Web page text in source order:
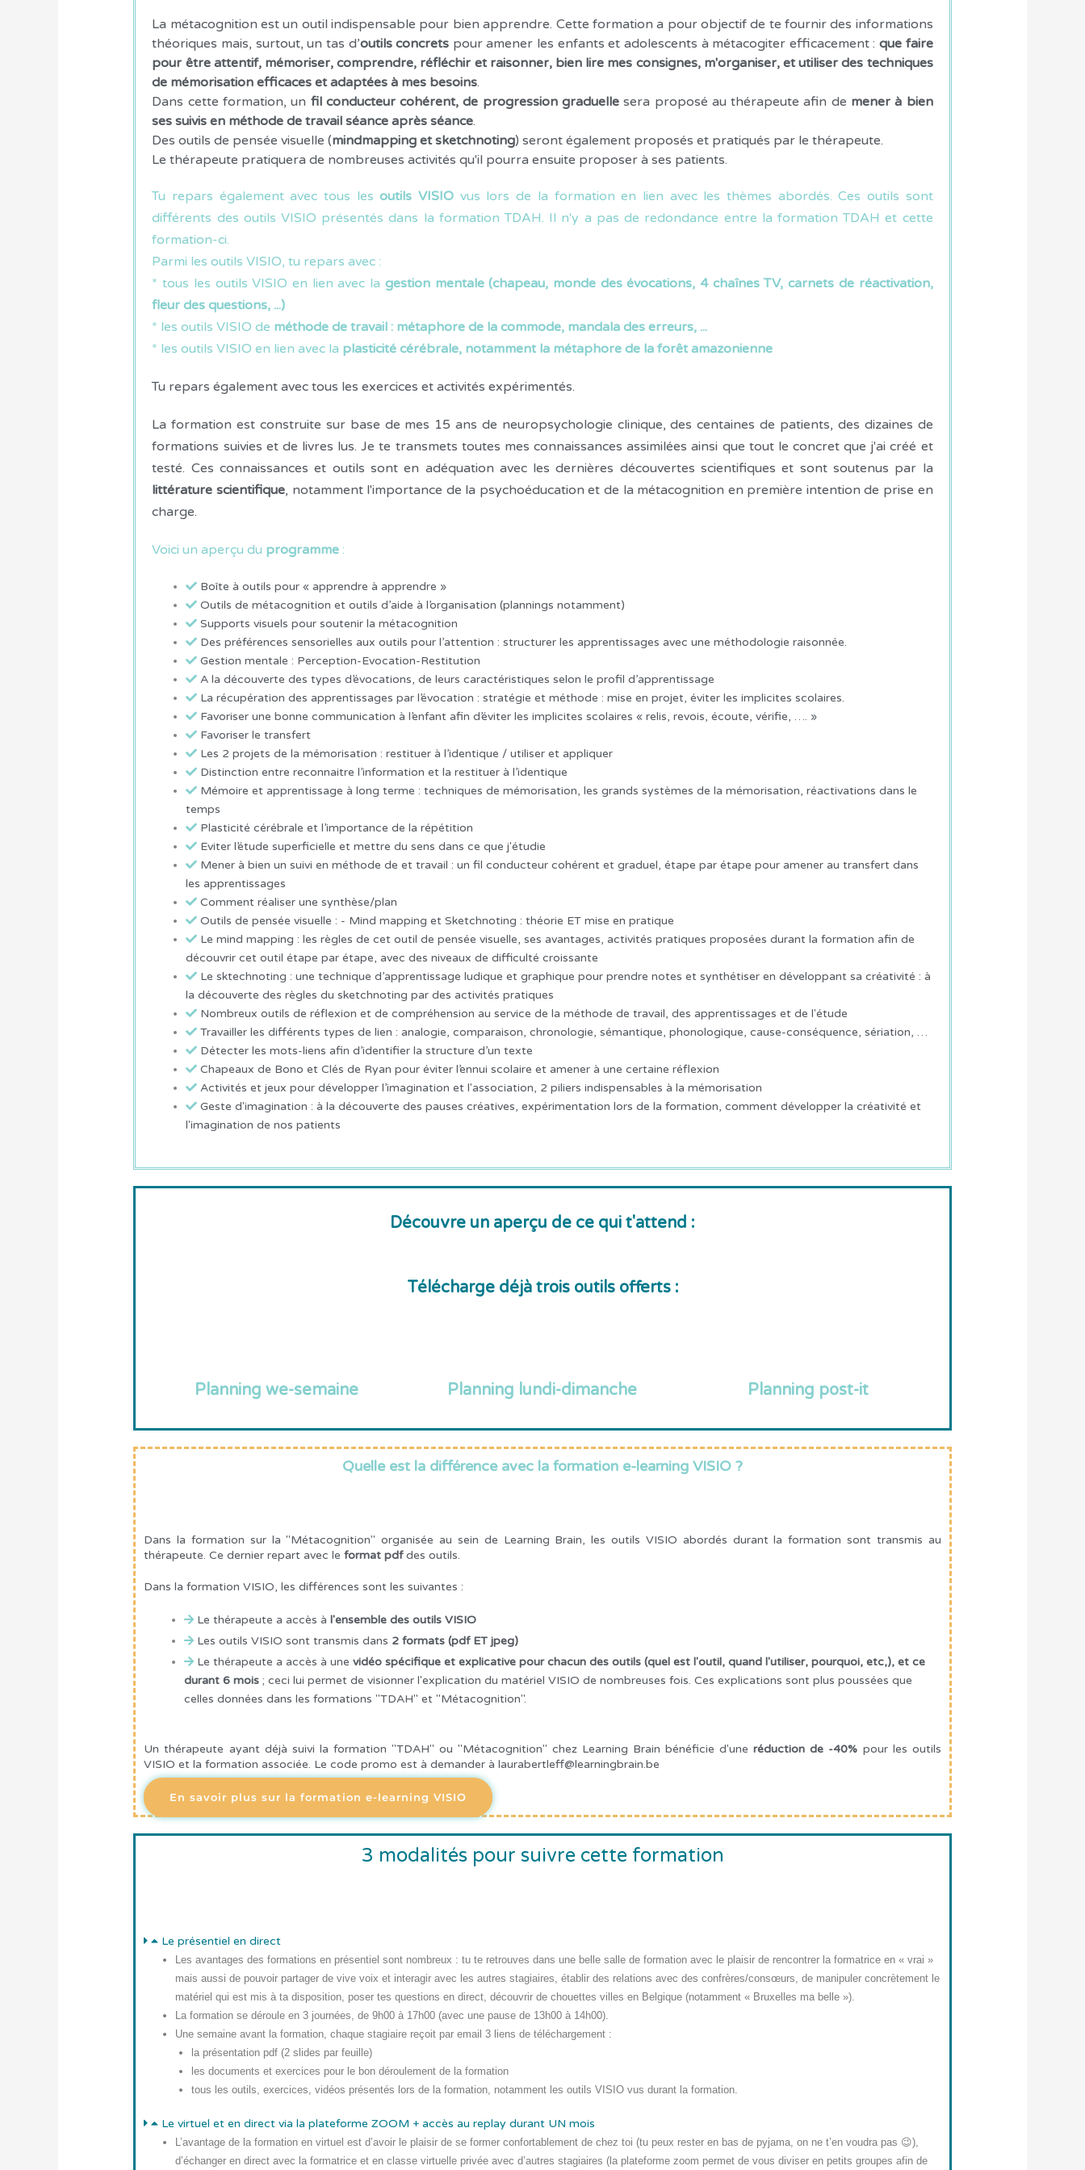
La métacognition est un outil indispensable pour bien apprendre. Cette formation a pour objectif de te fournir des informations
théoriques mais, surtout, un tas d’outils concrets pour amener les enfants et adolescents à métacogiter efficacement : que faire
pour être attentif, mémoriser, comprendre, réfléchir et raisonner, bien lire mes consignes, m'organiser, et utiliser des techniques
de mémorisation efficaces et adaptées à mes besoins.
Dans cette formation, un fil conducteur cohérent, de progression graduelle sera proposé au thérapeute afin de mener à bien
ses suivis en méthode de travail séance après séance.
Des outils de pensée visuelle (mindmapping et sketchnoting) seront également proposés et pratiqués par le thérapeute.
Le thérapeute pratiquera de nombreuses activités qu'il pourra ensuite proposer à ses patients.
Tu repars également avec tous lesoutils VISIO vus lors de la formation en lien avec les thèmes abordés. Ces outils sont
différents des outils VISIO présentés dans la formation TDAH. Il n'y a pas de redondance entre la formation TDAH et cette
formation-ci.
Parmi les outils VISIO, tu repars avec :
* tous les outils VISIO en lien avec la gestion mentale (chapeau, monde des évocations, 4 chaînes TV, carnets de réactivation,
fleur des questions, ...)
* les outils VISIO de méthode de travail : métaphore de la commode, mandala des erreurs, ...
* les outils VISIO en lien avec la plasticité cérébrale, notamment la métaphore de la forêt amazonienne
Tu repars également avec tous les exercices et activités expérimentés.
La formation est construite sur base de mes 15 ans de neuropsychologie clinique, des centaines de patients, des dizaines de
formations suivies et de livres lus. Je te transmets toutes mes connaissances assimilées ainsi que tout le concret que j'ai créé et
testé. Ces connaissances et outils sont en adéquation avec les dernières découvertes scientifiques et sont soutenus par la
littérature scientifique, notamment l'importance de la psychoéducation et de la métacognition en première intention de prise en
charge.
Voici un aperçu du programme :
Boîte à outils pour « apprendre à apprendre »
Outils de métacognition et outils d’aide à l’organisation (plannings notamment)
Supports visuels pour soutenir la métacognition
Des préférences sensorielles aux outils pour l’attention : structurer les apprentissages avec une méthodologie raisonnée.
Gestion mentale : Perception-Evocation-Restitution
A la découverte des types d’évocations, de leurs caractéristiques selon le profil d’apprentissage
La récupération des apprentissages par l’évocation : stratégie et méthode : mise en projet, éviter les implicites scolaires.
Favoriser une bonne communication à l’enfant afin d’éviter les implicites scolaires « relis, revois, écoute, vérifie, …. »
Favoriser le transfert
Les 2 projets de la mémorisation : restituer à l’identique / utiliser et appliquer
Distinction entre reconnaitre l’information et la restituer à l’identique
Mémoire et apprentissage à long terme : techniques de mémorisation, les grands systèmes de la mémorisation, réactivations dans le
temps
Plasticité cérébrale et l’importance de la répétition
Eviter l’étude superficielle et mettre du sens dans ce que j'étudie
Mener à bien un suivi en méthode de et travail : un fil conducteur cohérent et graduel, étape par étape pour amener au transfert dans
les apprentissages
Comment réaliser une synthèse/plan
Outils de pensée visuelle : - Mind mapping et Sketchnoting : théorie ET mise en pratique
Le mind mapping : les règles de cet outil de pensée visuelle, ses avantages, activités pratiques proposées durant la formation afin de
découvrir cet outil étape par étape, avec des niveaux de difficulté croissante
Le sktechnoting : une technique d’apprentissage ludique et graphique pour prendre notes et synthétiser en développant sa créativité : à
la découverte des règles du sketchnoting par des activités pratiques
Nombreux outils de réflexion et de compréhension au service de la méthode de travail, des apprentissages et de l'étude
Travailler les différents types de lien : analogie, comparaison, chronologie, sémantique, phonologique, cause-conséquence, sériation, …
Détecter les mots-liens afin d’identifier la structure d’un texte
Chapeaux de Bono et Clés de Ryan pour éviter l’ennui scolaire et amener à une certaine réflexion
Activités et jeux pour développer l’imagination et l'association, 2 piliers indispensables à la mémorisation
Geste d'imagination : à la découverte des pauses créatives, expérimentation lors de la formation, comment développer la créativité et
l'imagination de nos patients
Découvre un aperçu de ce qui t'attend :
Télécharge déjà trois outils offerts :
Planning we-semaine Planning lundi-dimanche Planning post-it
Quelle est la différence avec la formation e-learning VISIO ?
Dans la formation sur la "Métacognition" organisée au sein de Learning Brain, les outils VISIO abordés durant la formation sont transmis au
thérapeute. Ce dernier repart avec leformat pdfdes outils.
Dans la formation VISIO, les différences sont les suivantes :
Le thérapeute a accès àl'ensemble des outils VISIO
Les outils VISIO sont transmis dans 2 formats (pdf ET jpeg)
Le thérapeute a accès à unevidéo spécifique et explicative pour chacun des outils (quel est l'outil, quand l'utiliser, pourquoi, etc,), et ce
durant 6 mois ; ceci lui permet de visionner l'explication du matériel VISIO de nombreuses fois. Ces explications sont plus poussées que
celles données dans les formations "TDAH" et "Métacognition".
Un thérapeute ayant déjà suivi la formation "TDAH" ou "Métacognition" chez Learning Brain bénéficie d'uneréduction de -40% pour les outils
VISIO et la formation associée. Le code promo est à demander à laurabertleff@learningbrain.be
En savoir plus sur la formation e-learning VISIO
3 modalités pour suivre cette formation
Le présentiel en direct
Les avantages des formations en présentiel sont nombreux : tu te retrouves dans une belle salle de formation avec le plaisir de rencontrer la formatrice en « vrai »
mais aussi de pouvoir partager de vive voix et interagir avec les autres stagiaires, établir des relations avec des confrères/consœurs, de manipuler concrètement le
matériel qui est mis à ta disposition, poser tes questions en direct, découvrir de chouettes villes en Belgique (notamment « Bruxelles ma belle »).
La formation se dérouleen 3 journées, de 9h00 à 17h00 (avec une pause de 13h00 à 14h00).
Une semaine avant la formation , chaque stagiaire reçoit par email3 liens de téléchargement :
la présentation pdf (2 slides par feuille)
les documents et exercices pour le bon déroulement de la formation
tous les outils, exercices, vidéos présentés lors de la formation, notamment les outils VISIO vus durant la formation.
Le virtuel et en direct via la plateforme ZOOM + accès au replay durant UN mois
L’avantage de la formation en virtuel est d’avoir le plaisir de se former confortablement de chez toi (tu peux rester en bas de pyjama, on ne t’en voudra pas 😉),
d’échanger en direct avec la formatrice et en classe virtuelle privée avec d’autres stagiaires (la plateforme zoom permet de vous diviser en petits groupes afin de